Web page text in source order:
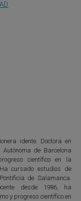
idente. Doctora en
de Barcelona
científico en la
cursado estudios de
de Salamanca.
desde 1986, ha
y progreso científico en